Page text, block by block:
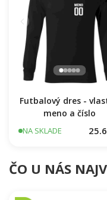
Futbalový dres -
meno a číslo
NA SKLADE
ČO U NÁS